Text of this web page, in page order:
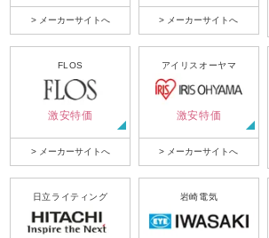
> メーカーサイトへ > メーカーサイトへ
FLOS
激安特価
> メーカーサイトへ
アイリスオーヤマ
激安特価
> メーカーサイトへ
日立ライティング 岩崎電気